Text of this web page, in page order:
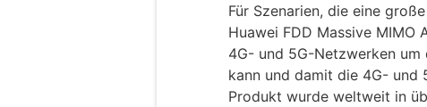
Für Szenarien, die eine
Huawei FDD Massive MIMO
4G- und 5G-Netzwerken
kann und damit die 4G- und
Produkt wurde weltweit in